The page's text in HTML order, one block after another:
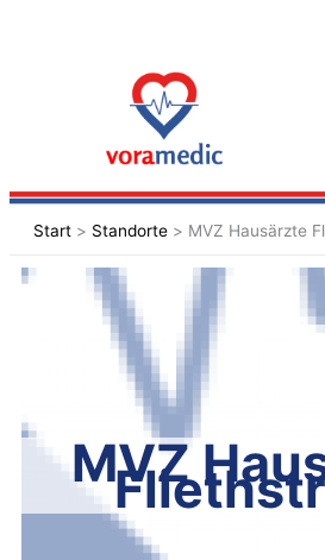
Start Standorte MVZ Hausärzte
MVZ